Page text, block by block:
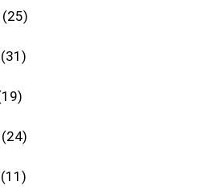
25
31
19
24
11